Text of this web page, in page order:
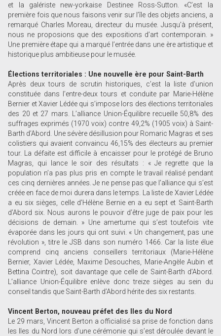
et la galériste new-yorkaise Destinee Ross-Sutton. «C’est la
première fois que nous faisons venir sur l’île des objets anciens, a
remarqué Charles Moreau, directeur du musée. Jusqu’à présent,
nous ne proposions que des expositions d’art contemporain. »
Une première étape qui a marqué l’entrée dans une ère artistique et
historique plus ambitieuse pour le musée.
Élections territoriales : Une nouvelle ère pour Saint-Barth
Après deux tours de scrutin historiques, c’est la liste d’union
constituée dans l’entre-deux tours et conduite par Marie-Hélène
Bernier et Xavier Lédée qui s’impose lors des élections territoriales
des 20 et 27 mars. L’alliance Union-Équilibre recueille 50,8% des
suffrages exprimés (1970 voix) contre 49,2% (1905 voix) à Saint-
Barth d’Abord. Une sévère désillusion pour Romaric Magras et ses
colistiers qui avaient convaincu 46,15% des électeurs au premier
tour. La défaite est difficile à encaisser pour le protégé de Bruno
Magras, qui lance le soir des résultats : « Je regrette que la
population n’a pas plus pris en compte le travail réalisé pendant
ces cinq dernières années. Je ne pense pas que l’alliance qui s’est
créée en face de moi durera dans le temps. La liste de Xavier Lédée
a eu six sièges, celle d’Hélène Bernie en a eu sept et Saint-Barth
d’Abord six. Nous aurons le pouvoir d’être juge de paix pour les
décisions de demain. » Une amertume qui s’est toutefois vite
évaporée dans les jours qui ont suivi. « Un changement, pas une
révolution », titre le JSB dans son numéro 1466. Car la liste élue
comprend cinq anciens conseillers territoriaux (Marie-Hélène
Bernier, Xavier Lédée, Maxime Desouches, Marie-Angèle Aubin et
Bettina Cointre), soit davantage que celle de Saint-Barth d’Abord.
L’alliance Union-Équilibre enlève donc treize sièges au sein du
conseil tandis que Saint-Barth d’Abord hérite des six restants.
Vincent Berton, nouveau préfet des Iles du Nord
Le 29 mars, Vincent Berton a officialisé sa prise de fonction dans
les Iles du Nord lors d’une cérémonie qui s’est déroulée devant le